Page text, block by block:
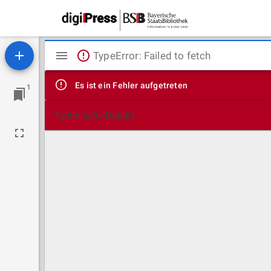
1
Mirador
Viewer
TypeError: Failed to fetch
Es ist ein Fehler aufgetreten
Technische Details